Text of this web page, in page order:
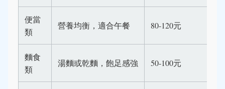
便當
類
營養均衡，適合午餐 80-120元
麵食
類
湯麵或乾麵，飽足感強 50-100元